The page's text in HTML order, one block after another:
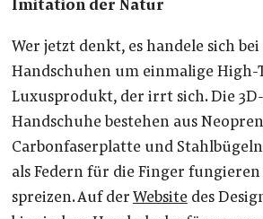
Imitation der Natur
Wer jetzt denkt, es handele sich
Handschuhen um einmalige High-
Luxusprodukt, der irrt sich. Die
Handschuhe bestehen aus
Carbonfaserplatte und
als Federn für die Finger fungieren
spreizen. Auf der Websitedes